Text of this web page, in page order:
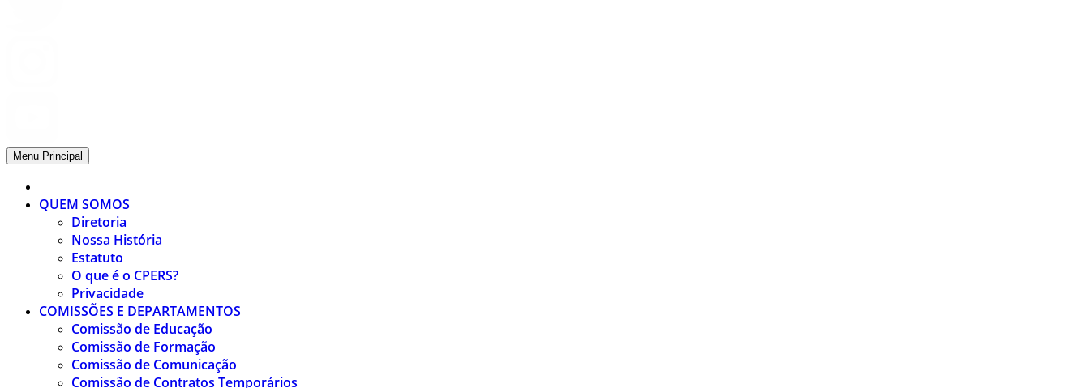
Menu Principal
QUEM SOMOS
Diretoria
Nossa História
Estatuto
O que é o CPERS?
Privacidade
COMISSÕES E DEPARTAMENTOS
Comissão de Educação
Comissão de Formação
Comissão de Comunicação
Comissão de Contratos Temporários